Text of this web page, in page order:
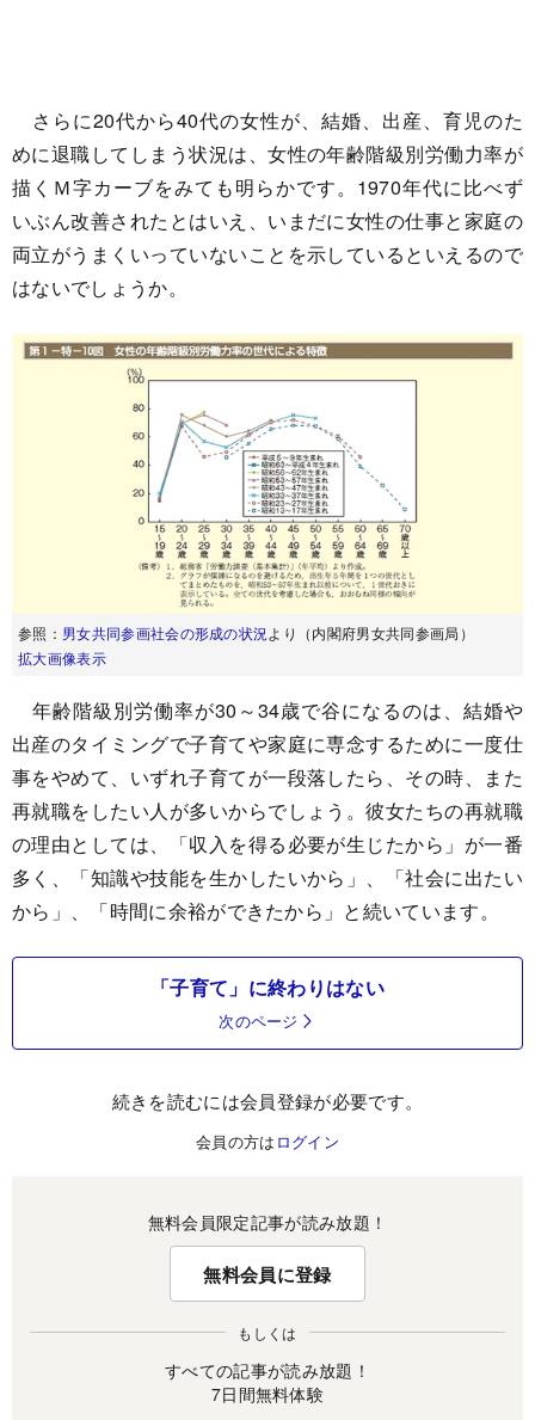
さらに20代から40代の女性が、結婚、出産、育児のた
めに退職してしまう状況は、女性の年齢階級別労働力率が
描くＭ字カーブをみても明らかです。1970年代に比べず
いぶん改善されたとはいえ、いまだに女性の仕事と家庭の
両立がうまくいっていないことを示しているといえるので
はないでしょうか。
参照： 男女共同参画社会の形成の状況 より（内閣府男女共同参画局）
拡大画像表示
年齢階級別労働率が30～34歳で谷になるのは、結婚や
出産のタイミングで子育てや家庭に専念するために一度仕
事をやめて、いずれ子育てが一段落したら、その時、また
再就職をしたい人が多いからでしょう。彼女たちの再就職
の理由としては、「収入を得る必要が生じたから」が一番
多く、「知識や技能を生かしたいから」、「社会に出たい
から」、「時間に余裕ができたから」と続いています。
「子育て」に終わりはない
次のページ
続きを読むには会員登録が必要です。
会員の方は ログイン
無料会員限定記事が読み放題！
無料会員に登録
もしくは
すべての記事が読み放題！
7日間無料体験